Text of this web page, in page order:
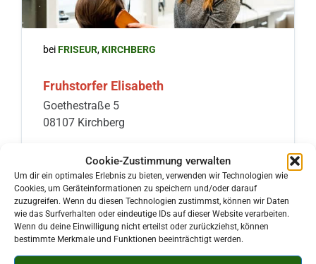
Cookie-Zustimmung verwalten
Um dir ein optimales Erlebnis zu bieten, verwenden wir Technologien wie
Cookies, um Geräteinformationen zu speichern und/oder darauf
zuzugreifen. Wenn du diesen Technologien zustimmst, können wir Daten
wie das Surfverhalten oder eindeutige IDs auf dieser Website verarbeiten.
Wenn du deine Einwilligung nicht erteilst oder zurückziehst, können
bestimmte Merkmale und Funktionen beeinträchtigt werden.
beiFRISEUR,KIRCHBERG
Fruhstorfer Elisabeth
Goethestraße 5
08107 Kirchberg